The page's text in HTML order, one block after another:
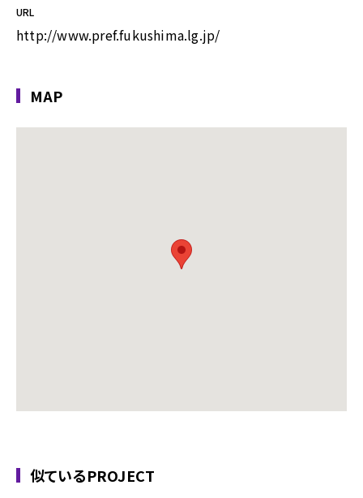
URL
http://www.pref.fukushima.lg.jp/
MAP
似ているPROJECT